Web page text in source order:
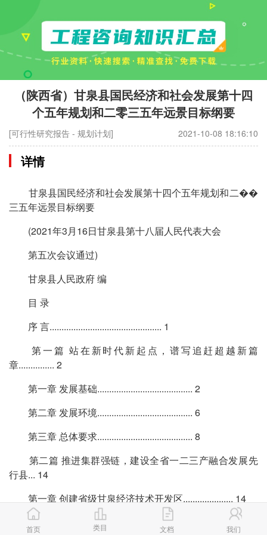
（陕西省）甘泉县国民经济和社会发展第十四
个五年规划和二零三五年远景目标纲要
[可行性研究报告 - 规划计划] 2021-10-08 18:16:10
详情
甘泉县国民经济和社会发展第十四个五年规划和二��
三五年远景目标纲要
(2021年3月16日甘泉县第十八届人民代表大会
第五次会议通过)
甘泉县人民政府 编
目 录
序 言............................................... 1
第一篇 站在新时代新起点，谱写追赶超越新篇
章............... 2
第一章 发展基础........................................ 2
第二章 发展环境........................................ 6
第三章 总体要求........................................ 8
第二篇 推进集群强链，建设全省一二三产融合发展先
行县... 14
第一章 创建省级甘泉经济技术开发区..................... 14
第二章 加快释放工业产能............................... 17
首页 类目 文档 我们